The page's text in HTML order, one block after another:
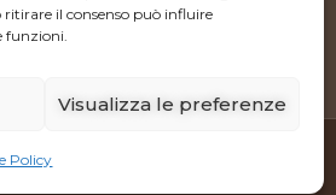
ritirare il consenso può influire
funzioni.
Visualizza le preferenze
Policy